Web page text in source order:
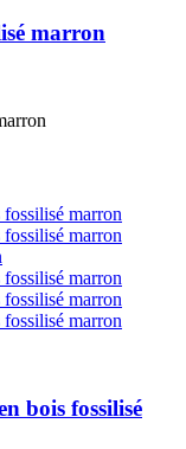
marron
bois fossilisé